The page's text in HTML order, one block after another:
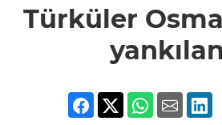
Türküler